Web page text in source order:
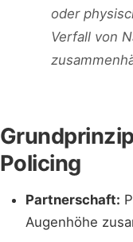
oder
Verfall von
Policing
Partnerschaft:
Augenhöhe